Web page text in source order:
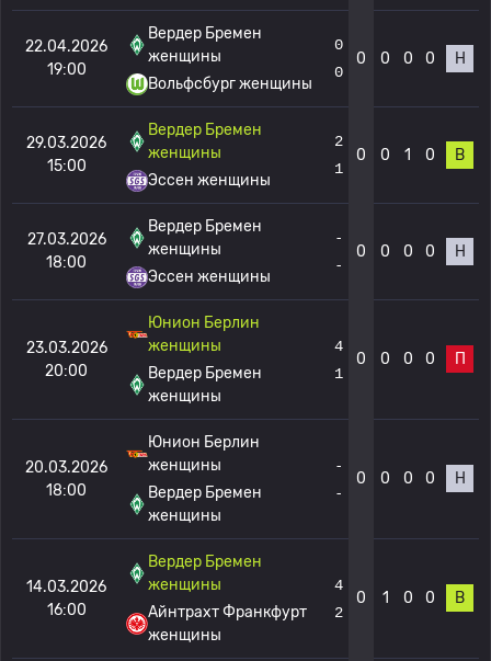
22.04.2026
19:00
Вердер Бремен
женщины
Вольфсбург женщины
0
0
0 0 0 0 Н
29.03.2026
15:00
Вердер Бремен
женщины
Эссен женщины
2
1
0 0 1 0 В
27.03.2026
18:00
Вердер Бремен
женщины
Эссен женщины
-
-
0 0 0 0 Н
23.03.2026
20:00
Юнион Берлин
женщины
Вердер Бремен
женщины
4
1
0 0 0 0 П
20.03.2026
18:00
Юнион Берлин
женщины
Вердер Бремен
женщины
-
-
0 0 0 0 Н
14.03.2026
16:00
Вердер Бремен
женщины
Айнтрахт Франкфурт
женщины
4
2
0 1 0 0 В